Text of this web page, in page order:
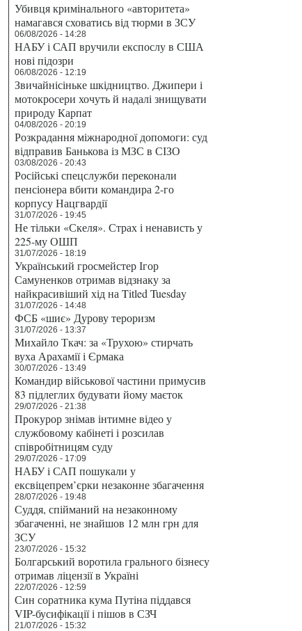
Убивця кримінального «авторитета»
намагався сховатись від тюрми в ЗСУ
06/08/2026 - 14:28
НАБУ і САП вручили експослу в США
нові підозри
06/08/2026 - 12:19
Звичайнісіньке шкідництво. Джипери і
мотокросери хочуть й надалі знищувати
природу Карпат
04/08/2026 - 20:19
Розкрадання міжнародної допомоги: суд
відправив Банькова із МЗС в СІЗО
03/08/2026 - 20:43
Російські спецслужби переконали
пенсіонера вбити командира 2-го
корпусу Нацгвардії
31/07/2026 - 19:45
Не тільки «Скеля». Страх і ненависть у
225-му ОШП
31/07/2026 - 18:19
Український гросмейстер Ігор
Самуненков отримав відзнаку за
найкрасивіший хід на Titled Tuesday
31/07/2026 - 14:48
ФСБ «шиє» Дурову тероризм
31/07/2026 - 13:37
Михайло Ткач: за «Трухою» стирчать
вуха Арахамії і Єрмака
30/07/2026 - 13:49
Командир військової частини примусив
83 підлеглих будувати йому маєток
29/07/2026 - 21:38
Прокурор знімав інтимне відео у
службовому кабінеті і розсилав
співробітницям суду
29/07/2026 - 17:09
НАБУ і САП пошукали у
ексвіцепрем’єрки незаконне збагачення
28/07/2026 - 19:48
Суддя, спійманий на незаконному
збагаченні, не знайшов 12 млн грн для
ЗСУ
23/07/2026 - 15:32
Болгарський воротила грального бізнесу
отримав ліцензії в Україні
22/07/2026 - 12:59
Син соратника кума Путіна піддався
VIP-бусифікації і пішов в СЗЧ
21/07/2026 - 15:32